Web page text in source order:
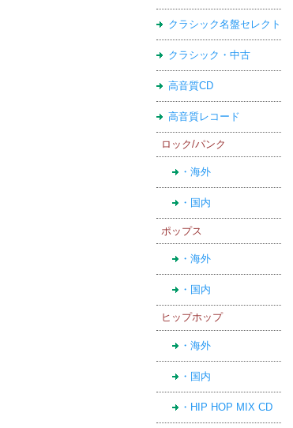
クラシック名盤セレクト
クラシック・中古
高音質CD
高音質レコード
ロック/パンク
・海外
・国内
ポップス
・海外
・国内
ヒップホップ
・海外
・国内
・HIP HOP MIX CD